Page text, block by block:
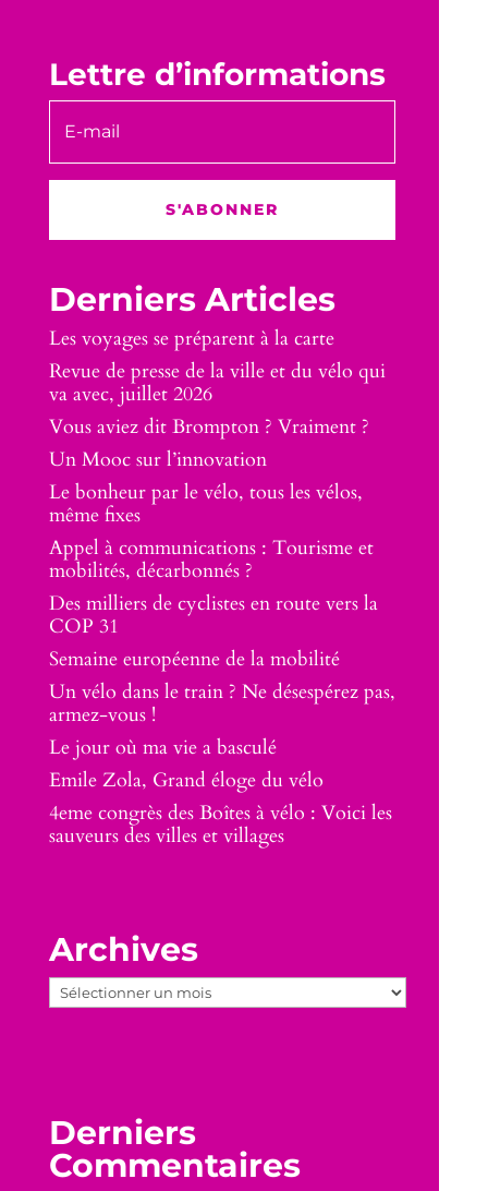
Lettre d’informations
S'ABONNER
Derniers Articles
Les voyages se préparent à la carte
Revue de presse de la ville et du vélo qui
va avec, juillet 2026
Vous aviez dit Brompton ? Vraiment ?
Un Mooc sur l’innovation
Le bonheur par le vélo, tous les vélos,
même fixes
Appel à communications : Tourisme et
mobilités, décarbonnés ?
Des milliers de cyclistes en route vers la
COP 31
Semaine européenne de la mobilité
Un vélo dans le train ? Ne désespérez pas,
armez-vous !
Le jour où ma vie a basculé
Emile Zola, Grand éloge du vélo
4eme congrès des Boîtes à vélo : Voici les
sauveurs des villes et villages
Archives
Archives
Derniers
Commentaires